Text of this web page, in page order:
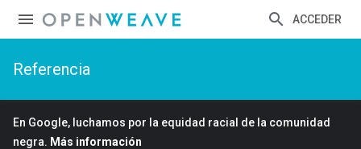
ACCEDER
Referencia
En Google, luchamos por la equidad racial de la comunidad
negra. Más información